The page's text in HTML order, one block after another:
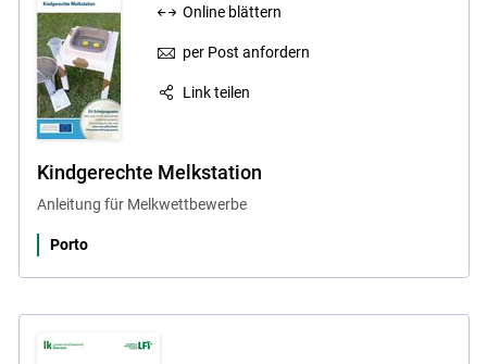
Online blättern
per Post anfordern
Link teilen
Kindgerechte Melkstation
Anleitung für Melkwettbewerbe
Porto